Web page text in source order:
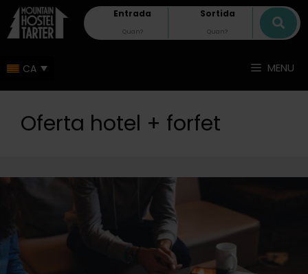
Entrada Sortida
MENU
Oferta hotel + forfet